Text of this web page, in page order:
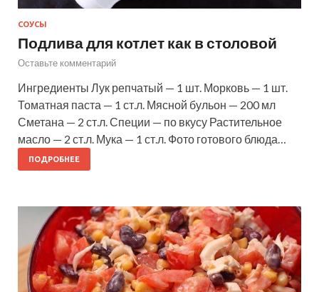
СОУСЫ
Подлива для котлет как в столовой
Оставьте комментарий
Ингредиенты Лук репчатый — 1 шт. Морковь — 1 шт.
Томатная паста — 1 ст.л. Мясной бульон — 200 мл
Сметана — 2 ст.л. Специи — по вкусу Растительное
масло — 2 ст.л. Мука — 1 ст.л. Фото готового блюда…
ПОДРОБНЕЕ